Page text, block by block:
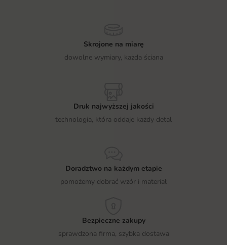
Skrojone na miarę
dowolne wymiary, każda ściana
Druk najwyższej jakości
technologia, która oddaje każdy detal
Doradztwo na każdym etapie
pomożemy dobrać wzór i materiał
Bezpieczne zakupy
sprawdzona firma, szybka dostawa